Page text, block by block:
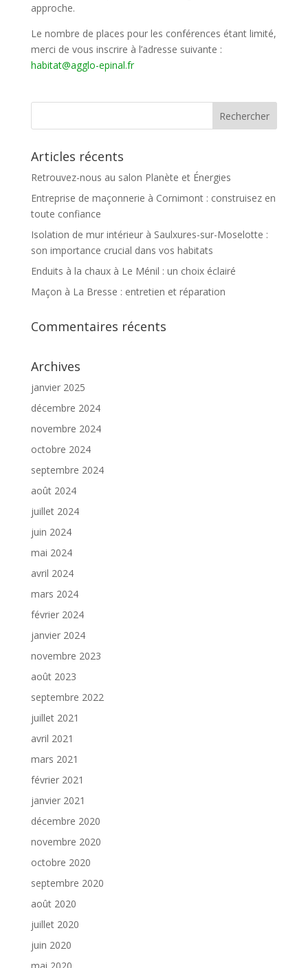
approche.
Le nombre de places pour les conférences étant limité,
merci de vous inscrire à l’adresse suivante :
habitat@agglo-epinal.fr
Articles récents
Retrouvez-nous au salon Planète et Énergies
Entreprise de maçonnerie à Cornimont : construisez en
toute confiance
Isolation de mur intérieur à Saulxures-sur-Moselotte :
son importance crucial dans vos habitats
Enduits à la chaux à Le Ménil : un choix éclairé
Maçon à La Bresse : entretien et réparation
Commentaires récents
Archives
janvier 2025
décembre 2024
novembre 2024
octobre 2024
septembre 2024
août 2024
juillet 2024
juin 2024
mai 2024
avril 2024
mars 2024
février 2024
janvier 2024
novembre 2023
août 2023
septembre 2022
juillet 2021
avril 2021
mars 2021
février 2021
janvier 2021
décembre 2020
novembre 2020
octobre 2020
septembre 2020
août 2020
juillet 2020
juin 2020